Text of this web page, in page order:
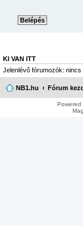
KI VAN ITT
Jelenlévő fórumozók:
NB1.hu Fórum
Powered